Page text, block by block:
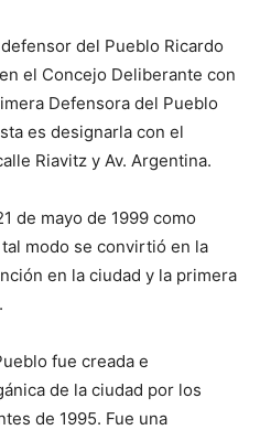
del Pueblo Ricardo
el Concejo Deliberante con
Defensora del Pueblo
es designarla con el
Riavitz y Av. Argentina.
de mayo de 1999 como
modo se convirtió en la
en la ciudad y la primera
fue creada e
de la ciudad por los
de 1995. Fue una